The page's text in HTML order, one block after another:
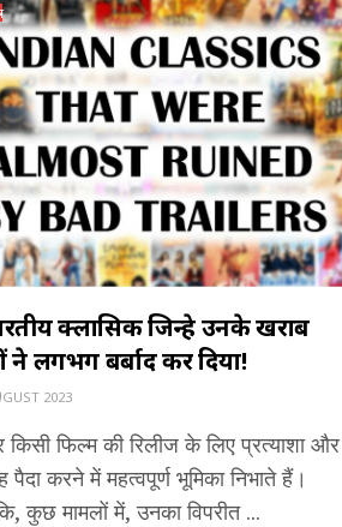
क्लासिक जिन्हे उनके खराब
ने लगभग बर्बाद कर दिया!
2023
किसी फिल्म की रिलीज के लिए प्रत्याशा और
पैदा करने में महत्वपूर्ण भूमिका निभाते हैं।
कुछ मामलों में, उनका विपरीत ...